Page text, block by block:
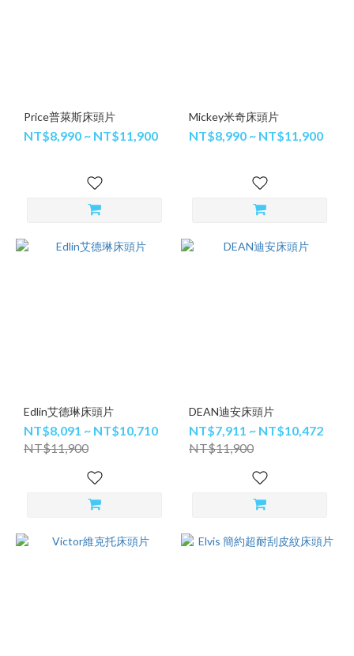
Price普萊斯床頭片
NT$8,990 ~ NT$11,900
Mickey米奇床頭片
NT$8,990 ~ NT$11,900
Edlin艾德琳床頭片
NT$8,091 ~ NT$10,710
NT$11,900
DEAN迪安床頭片
NT$7,911 ~ NT$10,472
NT$11,900